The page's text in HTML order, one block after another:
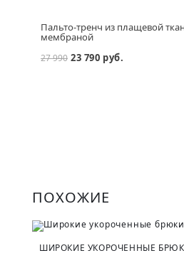
Пальто-тренч из плащевой
мембраной
27 990 23 790 руб.
ПОХОЖИЕ
ШИРОКИЕ УКОРОЧЕННЫЕ